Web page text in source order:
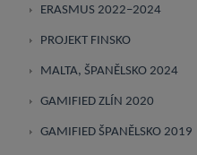
ERASMUS 2022–2024
PROJEKT FINSKO
MALTA, ŠPANĚLSKO 2024
GAMIFIED ZLÍN 2020
GAMIFIED ŠPANĚLSKO 2019